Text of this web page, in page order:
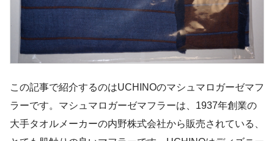
この記事で紹介するのはUCHINOのマシュマロガーゼマフ
ラーです。マシュマロガーゼマフラーは、1937年創業の
大手タオルメーカーの内野株式会社から販売されている、